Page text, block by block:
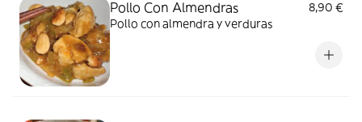
Pollo Con Almendras
8,90 €
Pollo con almendra y verduras